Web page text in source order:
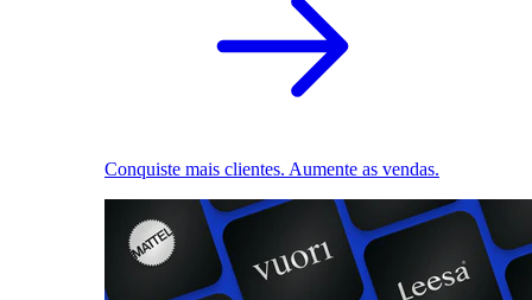
Conquiste mais clientes. Aumente as vendas.